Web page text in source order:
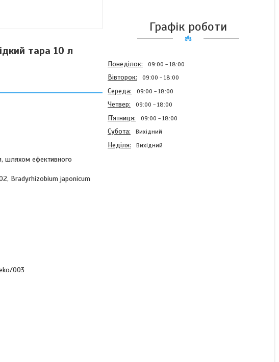
тара 10 л
шляхом ефективного
Bradyrhizobium japonicum
003
Графік роботи
Понеділок 09:00 18:00
Вівторок 09:00 18:00
Середа 09:00 18:00
Четвер 09:00 18:00
Пʼятниця 09:00 18:00
Субота Вихідний
Неділя Вихідний